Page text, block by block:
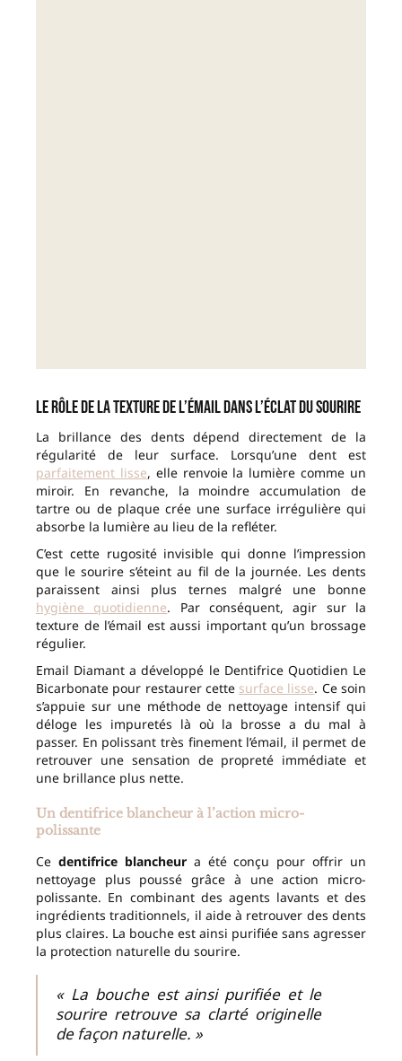
Le rôle de la texture de l’émail dans l’éclat du sourire
La brillance des dents dépend directement de la
régularité de leur surface. Lorsqu’une dent est
parfaitement lisse, elle renvoie la lumière comme un
miroir. En revanche, la moindre accumulation de
tartre ou de plaque crée une surface irrégulière qui
absorbe la lumière au lieu de la refléter.
C’est cette rugosité invisible qui donne l’impression
que le sourire s’éteint au fil de la journée. Les dents
paraissent ainsi plus ternes malgré une bonne
hygiène quotidienne. Par conséquent, agir sur la
texture de l’émail est aussi important qu’un brossage
régulier.
Email Diamant a développé le Dentifrice Quotidien Le
Bicarbonate pour restaurer cette surface lisse. Ce soin
s’appuie sur une méthode de nettoyage intensif qui
déloge les impuretés là où la brosse a du mal à
passer. En polissant très finement l’émail, il permet de
retrouver une sensation de propreté immédiate et
une brillance plus nette.
Un dentifrice blancheur à l’action micro-
polissante
Ce dentifrice blancheura été conçu pour offrir un
nettoyage plus poussé grâce à une action micro-
polissante. En combinant des agents lavants et des
ingrédients traditionnels, il aide à retrouver des dents
plus claires. La bouche est ainsi purifiée sans agresser
la protection naturelle du sourire.
« La bouche est ainsi purifiée et le
sourire retrouve sa clarté originelle
de façon naturelle. »